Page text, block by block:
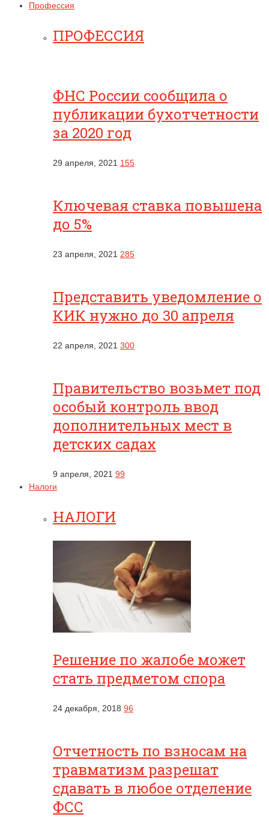
Профессия
ПРОФЕССИЯ
ФНС России сообщила о
публикации бухотчетности
за 2020 год
29 апреля, 2021 155
Ключевая ставка повышена
до 5%
23 апреля, 2021 285
Представить уведомление о
КИК нужно до 30 апреля
22 апреля, 2021 300
Правительство возьмет под
особый контроль ввод
дополнительных мест в
детских садах
9 апреля, 2021 99
Налоги
НАЛОГИ
Решение по жалобе может
стать предметом спора
24 декабря, 2018 96
Отчетность по взносам на
травматизм разрешат
сдавать в любое отделение
ФСС